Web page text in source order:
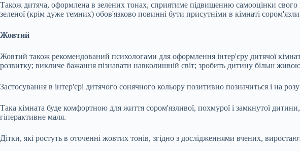
Також дитяча, оформлена в зелених тонах, сприятиме підвищенню самооцінки
зеленої (крім дуже темних) обов'язково повинні бути присутніми в кімнаті
Жовтий
Жовтий також рекомендований психологами для оформлення інтер'єру дитячої
розвитку; викличе бажання пізнавати навколишній світ; зробить дитину більш
Застосування в інтер'єрі дитячого сонячного кольору позитивно позначиться і на
Така кімната буде комфортною для життя сором'язливої, похмурої і замкнутої
гіперактивне маля.
Дітки, які ростуть в оточенні жовтих тонів, згідно з дослідженнями вчених,